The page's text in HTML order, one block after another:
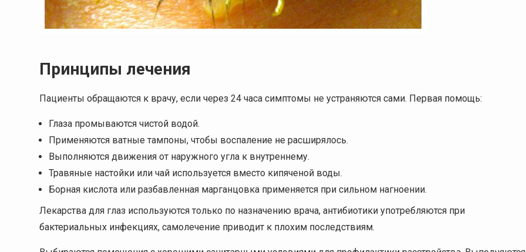
Принципы лечения
Пациенты обращаются к врачу, если через 24 часа симптомы не устраняются сами. Первая помощь:
Глаза промываются чистой водой.
Применяются ватные тампоны, чтобы воспаление не расширялось.
Выполняются движения от наружного угла к внутреннему.
Травяные настойки или чай используется вместо кипяченой воды.
Борная кислота или разбавленная марганцовка применяется при сильном нагноении.
Лекарства для глаз используются только по назначению врача, антибиотики употребляются при
бактериальных инфекциях, самолечение приводит к плохим последствиям.